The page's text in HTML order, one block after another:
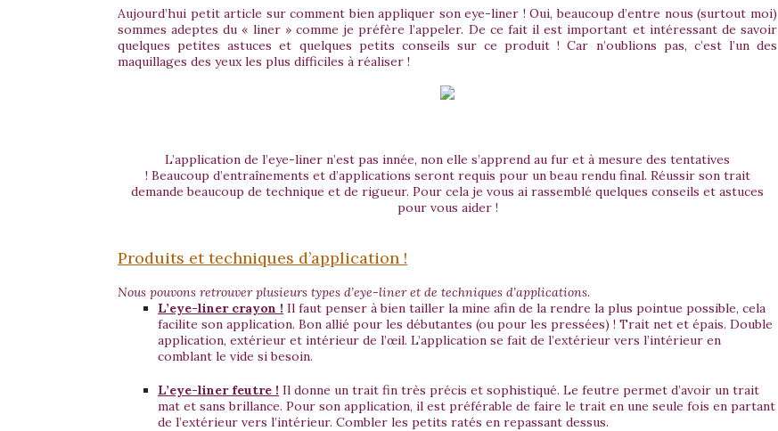
Aujourd’hui petit article sur comment bien appliquer son eye-liner ! Oui, beaucoup d’entre nous (surtout moi)
sommes adeptes du « liner » comme je préfère l’appeler. De ce fait il est important et intéressant de savoir
quelques petites astuces et quelques petits conseils sur ce produit ! Car n’oublions pas, c’est l’un des
maquillages des yeux les plus difficiles à réaliser !
L’application de l’eye-liner n’est pas innée, non elle s’apprend au fur et à mesure des tentatives
! Beaucoup d’entraînements et d’applications seront requis pour un beau rendu final. Réussir son trait
demande beaucoup de technique et de rigueur. Pour cela je vous ai rassemblé quelques conseils et astuces
pour vous aider !
Produits et techniques d’application !
Nous pouvons retrouver plusieurs types d’eye-liner et de techniques d’applications.
L’eye-liner crayon ! Il faut penser à bien tailler la mine afin de la rendre la plus pointue possible, cela
facilite son application. Bon allié pour les débutantes (ou pour les pressées) ! Trait net et épais. Double
application, extérieur et intérieur de l’œil. L’application se fait de l’extérieur vers l’intérieur en
comblant le vide si besoin.
L’eye-linerfeutre ! Il donne un trait fin très précis et sophistiqué. Le feutre permet d’avoir un trait
mat et sans brillance. Pour son application, il est préférable de faire le trait en une seule fois en partant
de l’extérieur vers l’intérieur. Combler les petits ratés en repassant dessus.